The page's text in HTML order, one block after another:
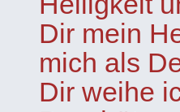
Dir mein
mich als
Dir weihe